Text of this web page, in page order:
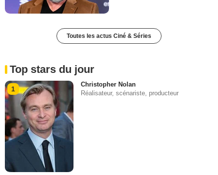
Toutes les actus Ciné & Séries
Top stars du jour
1
Christopher Nolan
Réalisateur, scénariste, producteur